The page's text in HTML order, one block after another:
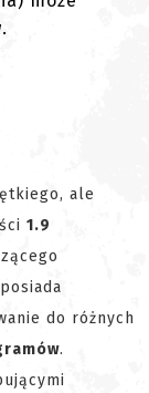
ale
1.9
do różnych
.